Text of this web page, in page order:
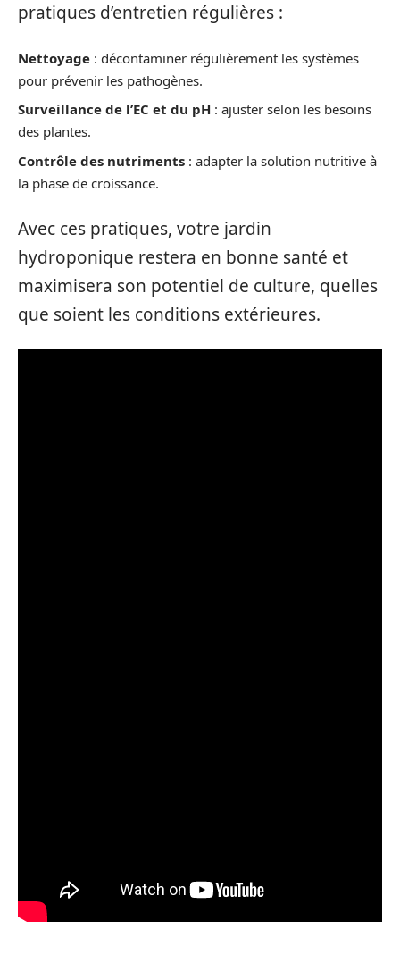
pratiques d’entretien régulières :
Nettoyage : décontaminer régulièrement les systèmes
pour prévenir les pathogènes.
Surveillance de l’EC et du pH : ajuster selon les besoins
des plantes.
Contrôle des nutriments : adapter la solution nutritive à
la phase de croissance.
Avec ces pratiques, votre jardin
hydroponique restera en bonne santé et
maximisera son potentiel de culture, quelles
que soient les conditions extérieures.